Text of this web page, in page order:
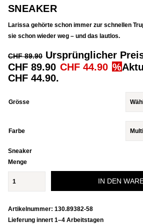
SNEAKER
Larissa gehörte schon immer zur schnellen
sie schon wieder weg – und das lautlos.
CHF89.90 Ursprünglicher
CHF 89.90 CHF 44.90
CHF 44.90.
Grösse
Farbe
Sneaker
Menge
IN DEN
Artikelnummer: 130.89382-58
Lieferung innert 1–4 Arbeitstagen